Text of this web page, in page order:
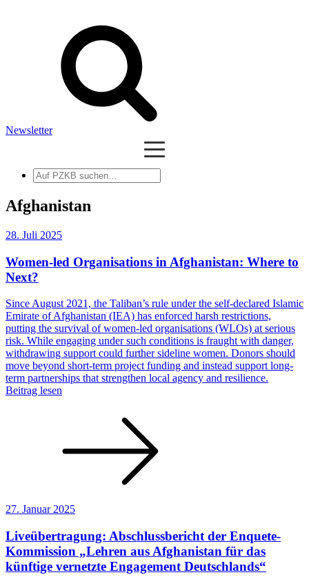
Newsletter
Auf
PZKB
suchen
Afghanistan
28. Juli 2025
Women-led Organisations in Afghanistan: Where to
Next?
Since August 2021, the Taliban’s rule under the self-declared Islamic
Emirate of Afghanistan (IEA) has enforced harsh restrictions,
putting the survival of women-led organisations (WLOs) at serious
risk. While engaging under such conditions is fraught with danger,
withdrawing support could further sideline women. Donors should
move beyond short-term project funding and instead support long-
term partnerships that strengthen local agency and resilience.
Beitrag lesen
27. Januar 2025
Liveübertragung: Abschlussbericht der Enquete-
Kommission „Lehren aus Afghanistan für das
künftige vernetzte Engagement Deutschlands“